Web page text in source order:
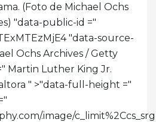
(Foto de Michael Ochs
"data-public-id ="
"data-source-
Ochs Archives / Getty
Martin Luther King Jr.
" >"data-full-height ="
.image/